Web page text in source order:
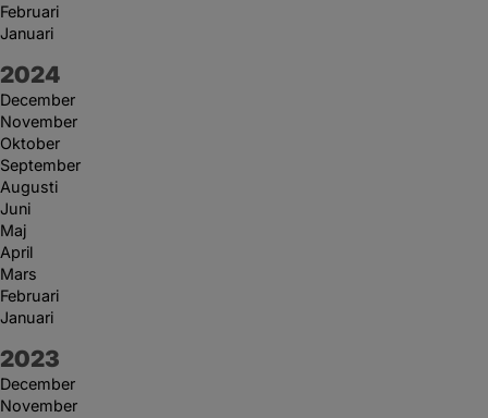
Februari
Januari
År:
2024
December
November
Oktober
September
Augusti
Juni
Maj
April
Mars
Februari
Januari
År:
2023
December
November